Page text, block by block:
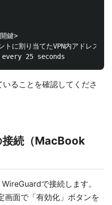
鍵>
に割り当てたVPN内アドレス>/
ることを確認してくださ
続（MacBook
で接続します。
画面で「有効化」ボタンを